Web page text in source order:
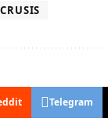
Telegram